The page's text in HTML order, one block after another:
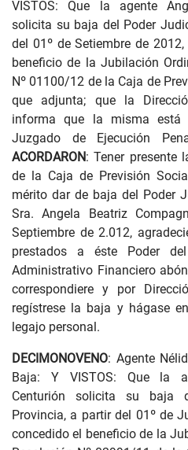
VISTOS: Que la agente
solicita su baja del Poder
del 01º de Setiembre de
beneficio de la Jubilación
Nº 01100/12 de la Caja de
que adjunta; que la
informa que la misma está
Juzgado de Ejecución
ACORDARON: Tener presente
de la Caja de Previsión
mérito dar de baja del Poder
Sra. Angela Beatriz
Septiembre de 2.012,
prestados a éste Poder
Administrativo Financiero
correspondiere y por
regístrese la baja y hágase
legajo personal.
DECIMONOVENO: Agente
Baja: Y VISTOS: Que la
Centurión solicita su baja
Provincia, a partir del 01º de
concedido el beneficio de la